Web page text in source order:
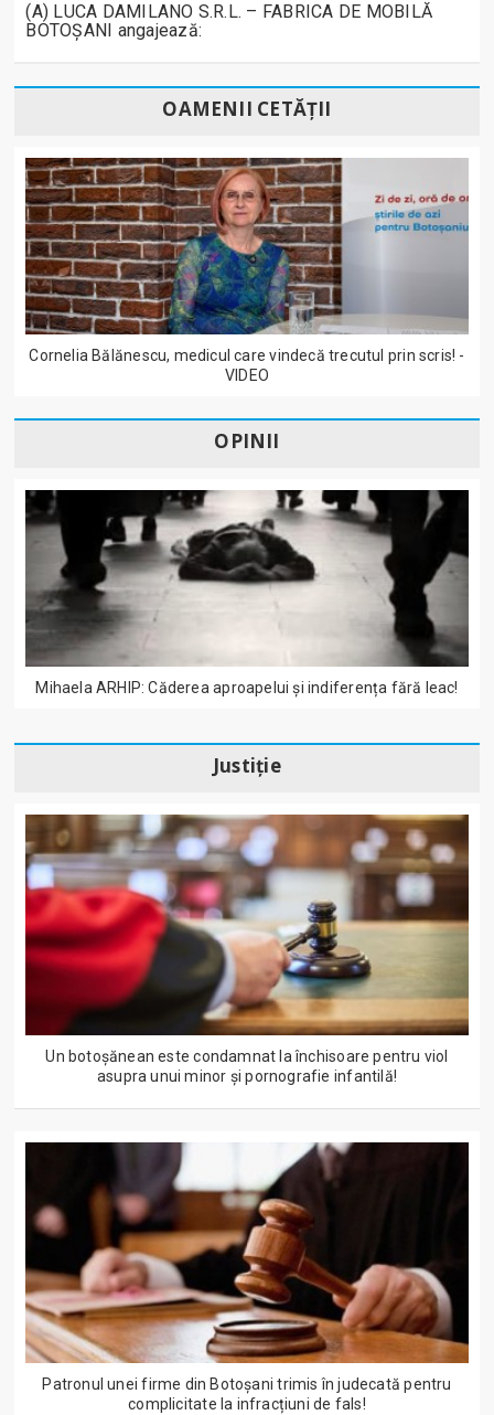
(A) LUCA DAMILANO S.R.L. – FABRICA DE MOBILĂ
BOTOȘANI angajează:
OAMENII CETĂȚII
Cornelia Bălănescu, medicul care vindecă trecutul prin scris! -
VIDEO
OPINII
Mihaela ARHIP: Căderea aproapelui și indiferența fără leac!
Justiție
Un botoșănean este condamnat la închisoare pentru viol
asupra unui minor și pornografie infantilă!
Patronul unei firme din Botoșani trimis în judecată pentru
complicitate la infracțiuni de fals!